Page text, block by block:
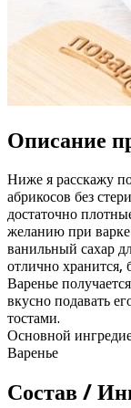
Описание
Ниже я расскажу
абрикосов без
достаточно
желанию при
ванильный сахар
отлично хранится,
Варенье
вкусно подавать
тостами.
Основной
Варенье
Состав /